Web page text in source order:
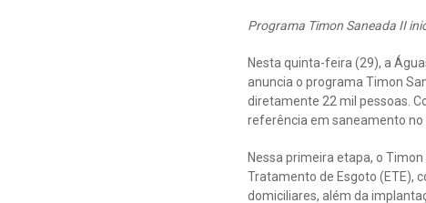
Programa Timon Saneada II
Nesta quinta-feira (29), a
anuncia o programa Timon
diretamente 22 mil pessoas.
referência em saneamento no
Nessa primeira etapa, o
Tratamento de Esgoto (ETE),
domiciliares, além da